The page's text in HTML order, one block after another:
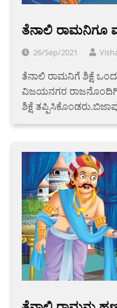
ತೆನಾಲಿ
26/Sep/2021
ತೆನಾಲಿ ರಾಮನಿಗೆ ಶಿಕ್ಷೆ
ವಿಜಯನಗರ
ಶಿಕ್ಷೆ